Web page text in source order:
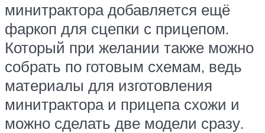
минитрактора добавляется ещё
фаркоп для сцепки с прицепом.
Который при желании также можно
собрать по готовым схемам, ведь
материалы для изготовления
минитрактора и прицепа схожи и
можно сделать две модели сразу.